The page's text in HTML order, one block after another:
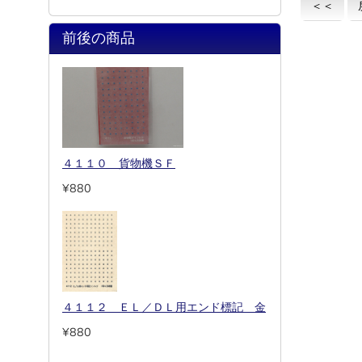
＜＜
前後の商品
４１１０ 貨物機ＳＦ
¥880
４１１２ ＥＬ／ＤＬ用エンド標記 金
¥880